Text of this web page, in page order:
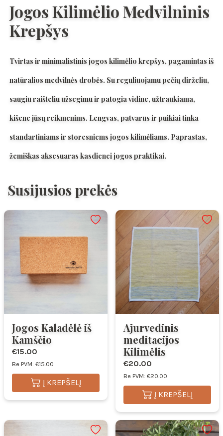
Jogos Kilimėlio Medvilninis
Krepšys
Tvirtas ir minimalistinis jogos kilimėlio krepšys, pagamintas iš
natūralios medvilnės drobės. Su reguliuojamu pečių dirželiu,
saugiu raišteliu užsegimu ir patogia vidine, užtraukiama,
kišene jūsų reikmenims. Lengvas, patvarus ir puikiai tinka
standartiniams ir storesniems jogos kilimėliams. Paprastas,
žemiškas aksesuaras kasdienei jogos praktikai.
Susijusios prekės
Jogos Kaladėlė iš
Kamščio
€15.00
Be PVM: €15.00
Į KREPŠELĮ
Ajurvedinis
meditacijos
Kilimėlis
€20.00
Be PVM: €20.00
Į KREPŠELĮ